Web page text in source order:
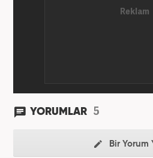
YORUMLAR 5
Bir Yorum